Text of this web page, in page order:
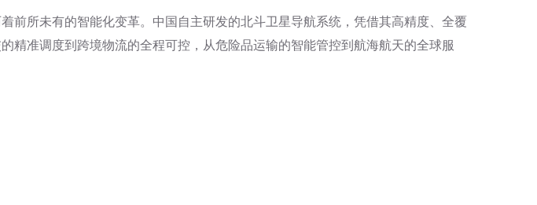
前所未有的智能化变革。中国自主研发的北斗卫星导航系统，凭借其高精度、全覆
精准调度到跨境物流的全程可控，从危险品运输的智能管控到航海航天的全球服